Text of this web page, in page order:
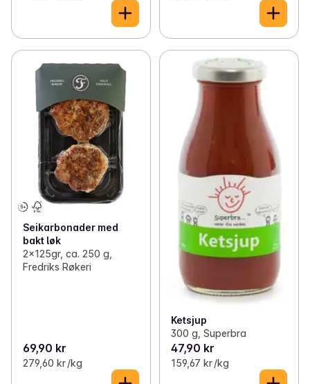
Seikarbonader med
bakt løk
2x125gr, ca. 250 g,
Fredriks Røkeri
69,90 kr
279,60 kr /kg
Ketsjup
300 g, Superbra
47,90 kr
159,67 kr /kg